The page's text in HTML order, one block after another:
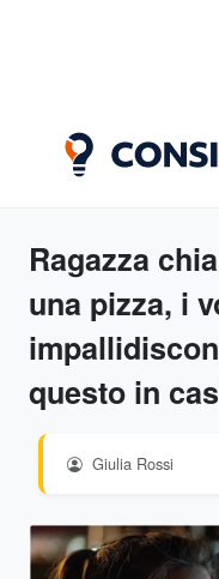
Ragazza
una pizza, i
questo in
Giulia Rossi